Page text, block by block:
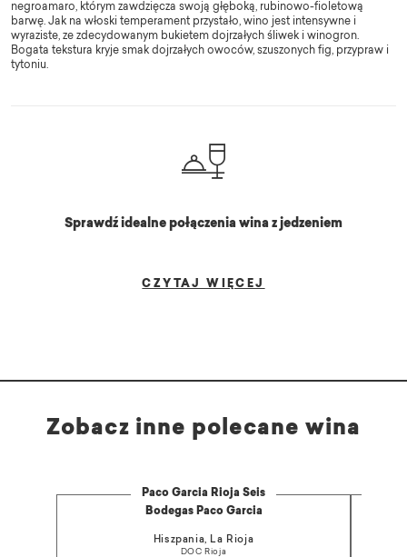
negroamaro, którym zawdzięcza swoją głęboką, rubinowo-fioletową
barwę. Jak na włoski temperament przystało, wino jest intensywne i
wyraziste, ze zdecydowanym bukietem dojrzałych śliwek i winogron.
Bogata tekstura kryje smak dojrzałych owoców, szuszonych fig, przypraw i
tytoniu.
Sprawdź idealne połączenia wina z jedzeniem
CZYTAJ WIĘCEJ
Zobacz inne polecane wina
Paco Garcia Rioja Seis
Bodegas Paco Garcia
Hiszpania, La Rioja
DOC Rioja